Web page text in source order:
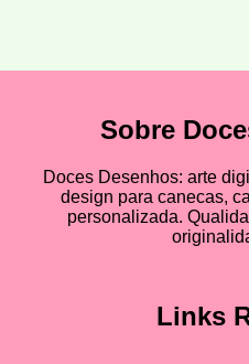
Sobre
Doces Desenhos: arte
design para canecas,
personalizada.
Links